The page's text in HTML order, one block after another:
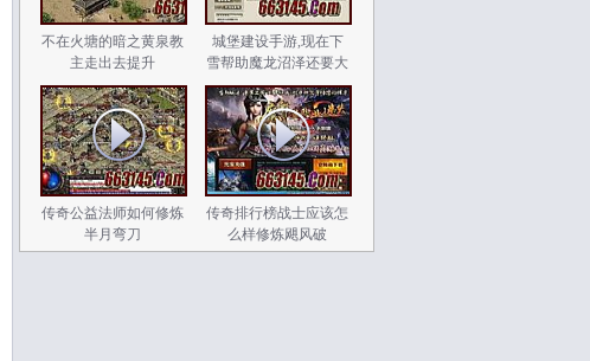
不在火塘的暗之黄泉教
主走出去提升
城堡建设手游,现在下
雪帮助魔龙沼泽还要大
传奇公益法师如何修炼
半月弯刀
传奇排行榜战士应该怎
么样修炼飓风破